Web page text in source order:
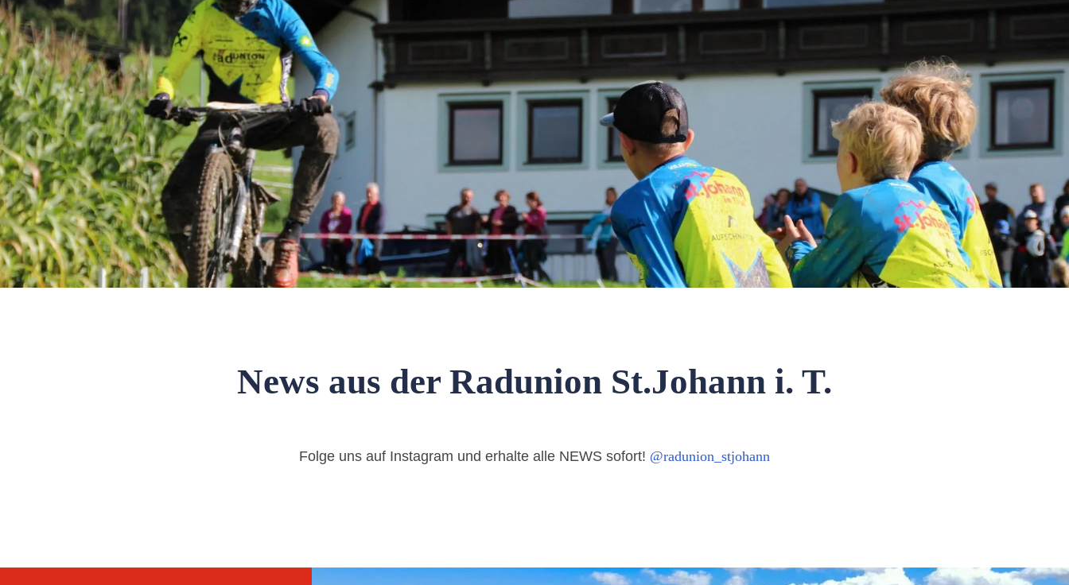
News aus der Radunion St.Johann i. T.
Folge uns auf Instagram und erhalte alle NEWS sofort! @radunion_stjohann